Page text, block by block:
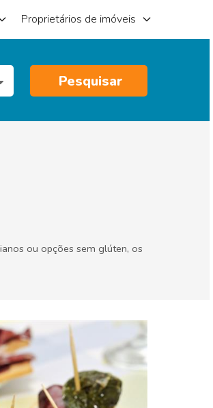
Proprietários de imóveis
Pesquisar
ou opções sem glúten, os